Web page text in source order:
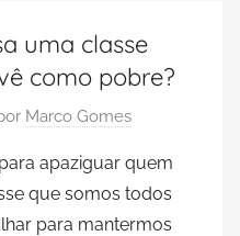
uma classe
como pobre?
Marco Gomes
apaziguar quem
que somos todos
para mantermos